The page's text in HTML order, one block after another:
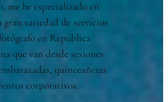
me he especializado en
gran variedad de servicios
en República
que van desde sesiones
quinceañeras
corporativos.